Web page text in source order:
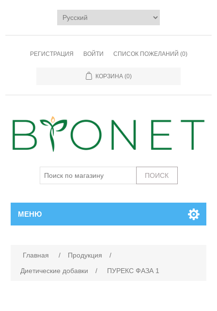
РЕГИСТРАЦИЯ ВОЙТИ СПИСОК ПОЖЕЛАНИЙ (0)
КОРЗИНА (0)
МЕНЮ
Главная / Продукция
/
Диетические добавки
/ ПУРЕКС ФАЗА 1